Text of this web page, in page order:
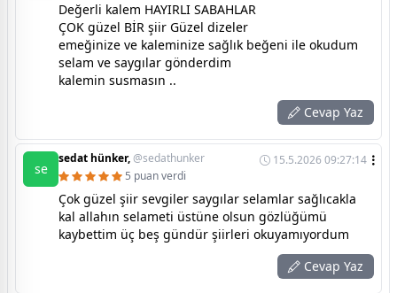
Değerli kalem HAYIRLI SABAHLAR
ÇOK güzel BİR şiir Güzel dizeler
emeğinize ve kaleminize sağlık beğeni ile okudum
selam ve saygılar gönderdim
kalemin susmasın ..
Cevap Yaz
se
sedat hünker,@sedathunker
15.5.2026 09:27:14
5 puan verdi
Çok güzel şiir sevgiler saygılar selamlar sağlıcakla
kal allahın selameti üstüne olsun gözlüğümü
kaybettim üç beş gündür şiirleri okuyamıyordum
Cevap Yaz